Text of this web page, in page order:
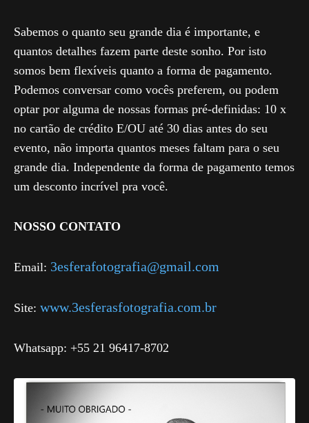
Sabemos o quanto seu grande dia é importante, e
quantos detalhes fazem parte deste sonho. Por isto
somos bem flexíveis quanto a forma de pagamento.
Podemos conversar como vocês preferem, ou podem
optar por alguma de nossas formas pré-definidas: 10 x
no cartão de crédito E/OU até 30 dias antes do seu
evento, não importa quantos meses faltam para o seu
grande dia. Independente da forma de pagamento temos
um desconto incrível pra você.
NOSSO CONTATO
Email: 3esferafotografia@gmail.com
Site: www.3esferasfotografia.com.br
Whatsapp: +55 21 96417-8702